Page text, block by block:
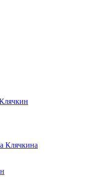
Клячкина